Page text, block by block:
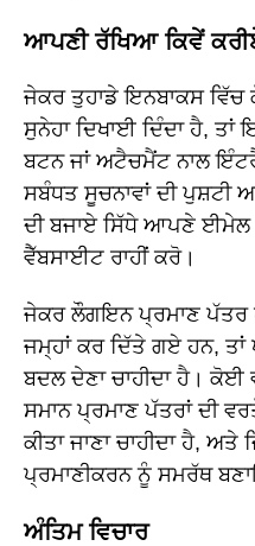
ਆਪਣੀ ਰੱਖਿਆ ਕਿਵੇਂ
ਜੇਕਰ ਤੁਹਾਡੇ ਇਨਬਾਕਸ
ਸੁਨੇਹਾ ਦਿਖਾਈ ਦਿੰਦਾ ਹੈ, ਤਾਂ
ਬਟਨ ਜਾਂ ਅਟੈਚਮੈਂਟ ਨਾਲ
ਸਬੰਧਤ ਸੂਚਨਾਵਾਂ ਦੀ ਪੁਸ਼ਟੀ
ਦੀ ਬਜਾਏ ਸਿੱਧੇ ਆਪਣੇ ਈਮੇਲ
ਵੈੱਬਸਾਈਟ ਰਾਹੀਂ ਕਰੋ।
ਜੇਕਰ ਲੌਗਇਨ ਪ੍ਰਮਾਣ ਪੱਤਰ
ਜਮ੍ਹਾਂ ਕਰ ਦਿੱਤੇ ਗਏ ਹਨ, ਤਾਂ
ਬਦਲ ਦੇਣਾ ਚਾਹੀਦਾ ਹੈ। ਕੋਈ
ਸਮਾਨ ਪ੍ਰਮਾਣ ਪੱਤਰਾਂ ਦੀ
ਕੀਤਾ ਜਾਣਾ ਚਾਹੀਦਾ ਹੈ,
ਪ੍ਰਮਾਣੀਕਰਨ ਨੂੰ ਸਮਰੱਥ
ਅੰਤਿਮ ਵਿਚਾਰ